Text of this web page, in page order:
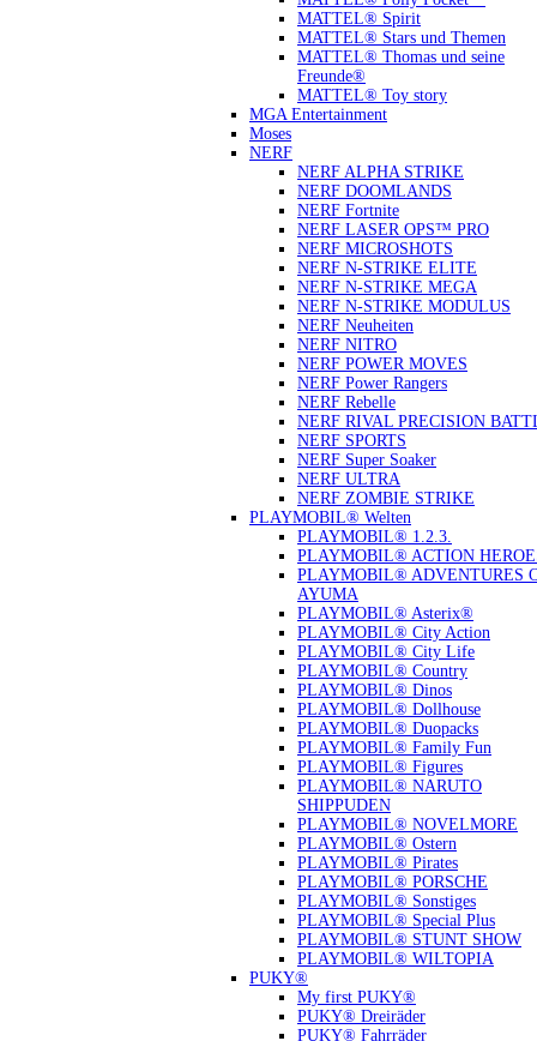
MATTEL® Spirit
MATTEL® Stars und Themen
MATTEL® Thomas und seine
Freunde®
MATTEL® Toy story
MGA Entertainment
Moses
NERF
NERF ALPHA STRIKE
NERF DOOMLANDS
NERF Fortnite
NERF LASER OPS™ PRO
NERF MICROSHOTS
NERF N-STRIKE ELITE
NERF N-STRIKE MEGA
NERF N-STRIKE MODULUS
NERF Neuheiten
NERF NITRO
NERF POWER MOVES
NERF Power Rangers
NERF Rebelle
NERF RIVAL PRECISION
NERF SPORTS
NERF Super Soaker
NERF ULTRA
NERF ZOMBIE STRIKE
PLAYMOBIL® Welten
PLAYMOBIL® 1.2.3.
PLAYMOBIL® ACTION
PLAYMOBIL® ADVENTURES
AYUMA
PLAYMOBIL® Asterix®
PLAYMOBIL® City Action
PLAYMOBIL® City Life
PLAYMOBIL® Country
PLAYMOBIL® Dinos
PLAYMOBIL® Dollhouse
PLAYMOBIL® Duopacks
PLAYMOBIL® Family Fun
PLAYMOBIL® Figures
PLAYMOBIL® NARUTO
SHIPPUDEN
PLAYMOBIL® NOVELMORE
PLAYMOBIL® Ostern
PLAYMOBIL® Pirates
PLAYMOBIL® PORSCHE
PLAYMOBIL® Sonstiges
PLAYMOBIL® Special Plus
PLAYMOBIL® STUNT SHOW
PLAYMOBIL® WILTOPIA
PUKY®
My first PUKY®
PUKY® Dreiräder
PUKY® Fahrräder